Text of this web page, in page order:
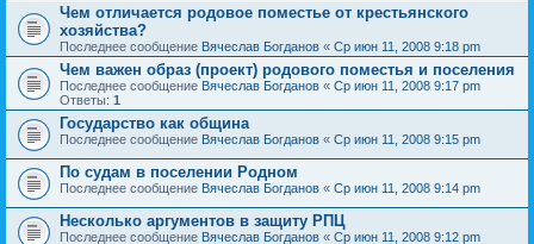
Чем отличается родовое поместье от крестьянского
хозяйства?
Последнее сообщение Вячеслав Богданов « Ср июн 11, 2008 9:18 pm
Чем важен образ (проект) родового поместья и поселения
Последнее сообщение Вячеслав Богданов « Ср июн 11, 2008 9:17 pm
Ответы: 1
Государство как община
Последнее сообщение Вячеслав Богданов « Ср июн 11, 2008 9:15 pm
По судам в поселении Родном
Последнее сообщение Вячеслав Богданов « Ср июн 11, 2008 9:14 pm
Несколько аргументов в защиту РПЦ
Последнее сообщение Вячеслав Богданов « Ср июн 11, 2008 9:12 pm